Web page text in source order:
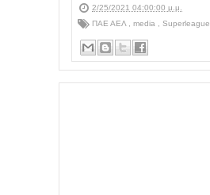
2/25/2021 04:00:00 μ.μ.
ΠΑΕ ΑΕΛ
media Superleague